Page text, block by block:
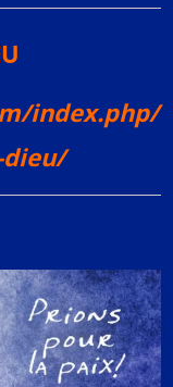
index.php/